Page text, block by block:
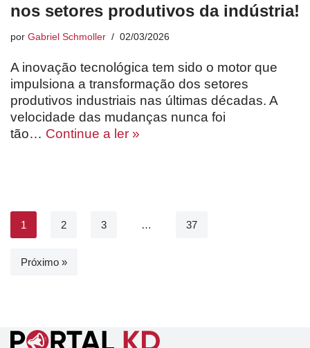
nos setores produtivos da indústria!
por Gabriel Schmoller 02/03/2026
A inovação tecnológica tem sido o motor que
impulsiona a transformação dos setores
produtivos industriais nas últimas décadas. A
velocidade das mudanças nunca foi
tão… Continue a ler »
1 2 3 … 37
Próximo »